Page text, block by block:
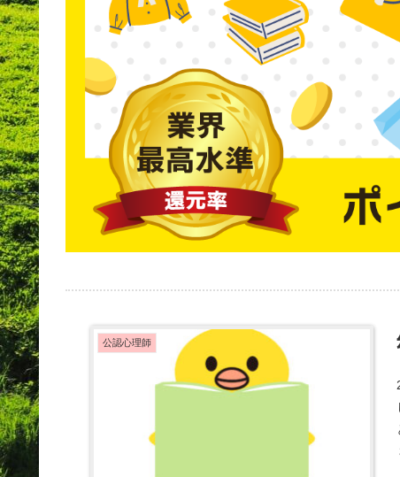
公認心理師